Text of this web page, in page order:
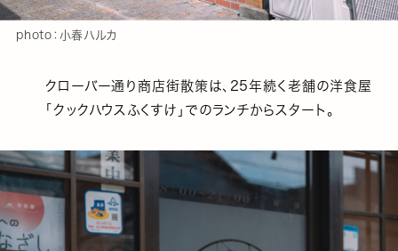
photo：小春ハルカ
クローバー通り商店街散策は、25年続く老舗の洋食屋
「クックハウスふくすけ」でのランチからスタート。